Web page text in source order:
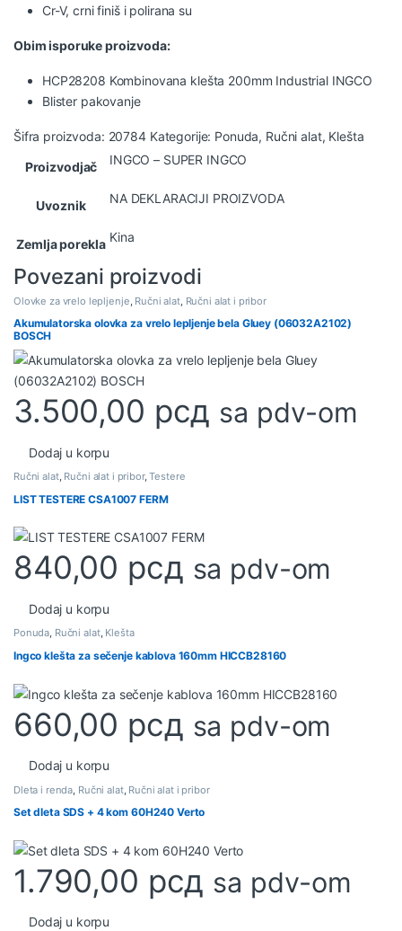
Cr-V, crni finiš i polirana su
Obim isporuke proizvoda:
HCP28208 Kombinovana klešta 200mm Industrial INGCO
Blister pakovanje
Šifra proizvoda: 20784 Kategorije: Ponuda, Ručni alat, Klešta
Proizvodjač
INGCO – SUPER INGCO
Uvoznik NA DEKLARACIJI PROIZVODA
Zemlja porekla Kina
Povezani proizvodi
Olovke za vrelo lepljenje Ručni alat, Ručni alat i pribor
Akumulatorska olovka za vrelo lepljenje bela Gluey (06032A2102)
BOSCH
3.500,00 рсд sa pdv-om
Dodaj u korpu
Ručni alat, Ručni alat i pribor,Testere
LIST TESTERE CSA1007 FERM
840,00 рсд sa pdv-om
Dodaj u korpu
Ponuda, Ručni alat, Klešta
Ingco klešta za sečenje kablova 160mm HICCB28160
660,00 рсд sa pdv-om
Dodaj u korpu
Dleta i renda Ručni alat, Ručni alat i pribor
Set dleta SDS + 4 kom 60H240 Verto
1.790,00 рсд sa pdv-om
Dodaj u korpu